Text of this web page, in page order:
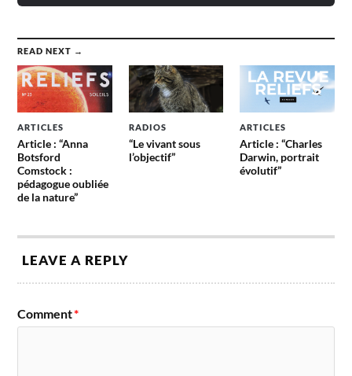
READ NEXT →
ARTICLES
Article : “Anna
Botsford
Comstock :
pédagogue oubliée
de la nature”
RADIOS
“Le vivant sous
l’objectif”
ARTICLES
Article : “Charles
Darwin, portrait
évolutif”
LEAVE A REPLY
Comment*